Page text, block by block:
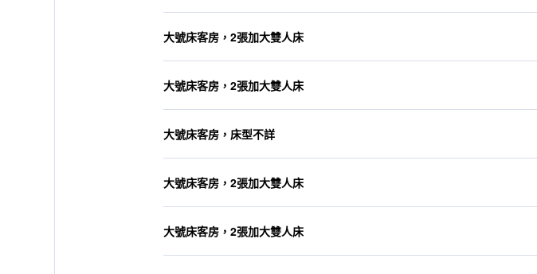
大號床客房，2張加大雙人床
大號床客房，2張加大雙人床
大號床客房，床型不詳
大號床客房，2張加大雙人床
大號床客房，2張加大雙人床